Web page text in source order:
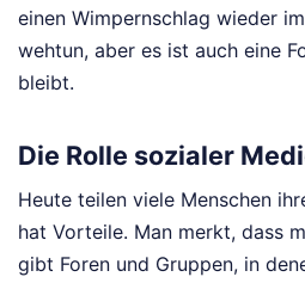
einen Wimpernschlag wieder
wehtun, aber es ist auch eine
bleibt.
Die Rolle sozialer
Heute teilen viele Menschen
hat Vorteile. Man merkt, dass
gibt Foren und Gruppen, in